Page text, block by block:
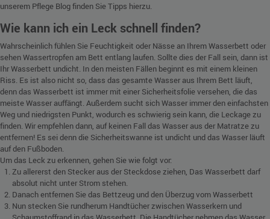
unserem Pflege Blog finden Sie Tipps hierzu.
Wie kann ich ein Leck schnell finden?
Wahrscheinlich fühlen Sie Feuchtigkeit oder Nässe an Ihrem Wasserbett oder
sehen Wassertropfen am Bett entlang laufen. Sollte dies der Fall sein, dann ist
Ihr Wasserbett undicht. In den meisten Fällen beginnt es mit einem kleinen
Riss. Es ist also nicht so, dass das gesamte Wasser aus Ihrem Bett läuft,
denn das Wasserbett ist immer mit einer Sicherheitsfolie versehen, die das
meiste Wasser auffängt. Außerdem sucht sich Wasser immer den einfachsten
Weg und niedrigsten Punkt, wodurch es schwierig sein kann, die Leckage zu
finden. Wir empfehlen dann, auf keinen Fall das Wasser aus der Matratze zu
entfernen! Es sei denn die Sicherheitswanne ist undicht und das Wasser läuft
auf den Fußboden.
Um das Leck zu erkennen, gehen Sie wie folgt vor:
Zu allererst den Stecker aus der Steckdose ziehen, Das Wasserbett darf
absolut nicht unter Strom stehen.
Danach entfernen Sie das Bettzeug und den Überzug vom Wasserbett
Nun stecken Sie rundherum Handtücher zwischen Wasserkern und